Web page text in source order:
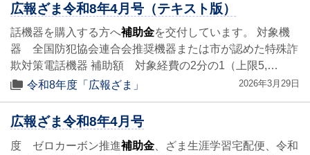
広報ざま令和8年4月号（テキスト版）
話機器を購入する方へ補助金を交付しています。 対象機
器 全国防犯協会連合会推奨機器または市が認めた特殊詐
欺対策電話機器 補助額 対象経費の2分の1（上限5,…
令和8年度「広報ざま」
2026年3月29日
広報ざま令和8年4月号
度 ゼロカーボン推進補助金 、ざま生涯学習宅配便、令和